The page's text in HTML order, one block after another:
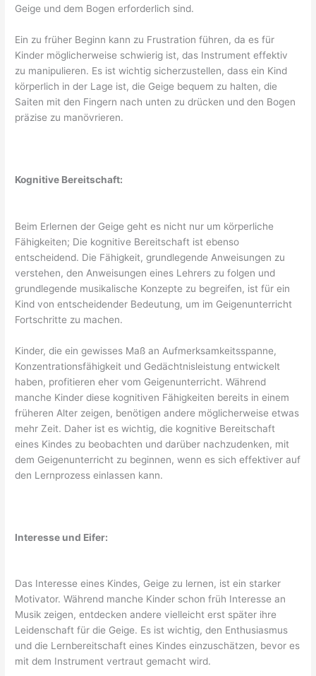
Geige und dem Bogen erforderlich sind.
Ein zu früher Beginn kann zu Frustration führen, da es für
Kinder möglicherweise schwierig ist, das Instrument effektiv
zu manipulieren. Es ist wichtig sicherzustellen, dass ein Kind
körperlich in der Lage ist, die Geige bequem zu halten, die
Saiten mit den Fingern nach unten zu drücken und den Bogen
präzise zu manövrieren.
Kognitive Bereitschaft:
Beim Erlernen der Geige geht es nicht nur um körperliche
Fähigkeiten; Die kognitive Bereitschaft ist ebenso
entscheidend. Die Fähigkeit, grundlegende Anweisungen zu
verstehen, den Anweisungen eines Lehrers zu folgen und
grundlegende musikalische Konzepte zu begreifen, ist für ein
Kind von entscheidender Bedeutung, um im Geigenunterricht
Fortschritte zu machen.
Kinder, die ein gewisses Maß an Aufmerksamkeitsspanne,
Konzentrationsfähigkeit und Gedächtnisleistung entwickelt
haben, profitieren eher vom Geigenunterricht. Während
manche Kinder diese kognitiven Fähigkeiten bereits in einem
früheren Alter zeigen, benötigen andere möglicherweise etwas
mehr Zeit. Daher ist es wichtig, die kognitive Bereitschaft
eines Kindes zu beobachten und darüber nachzudenken, mit
dem Geigenunterricht zu beginnen, wenn es sich effektiver auf
den Lernprozess einlassen kann.
Interesse und Eifer:
Das Interesse eines Kindes, Geige zu lernen, ist ein starker
Motivator. Während manche Kinder schon früh Interesse an
Musik zeigen, entdecken andere vielleicht erst später ihre
Leidenschaft für die Geige. Es ist wichtig, den Enthusiasmus
und die Lernbereitschaft eines Kindes einzuschätzen, bevor es
mit dem Instrument vertraut gemacht wird.